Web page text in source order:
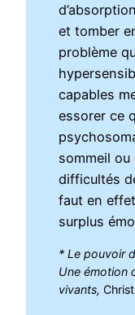
et tomber
problème
capables
essorer ce
sommeil
difficultés
faut en
surplus
* Le pouvoir
Une émotion
vivants,